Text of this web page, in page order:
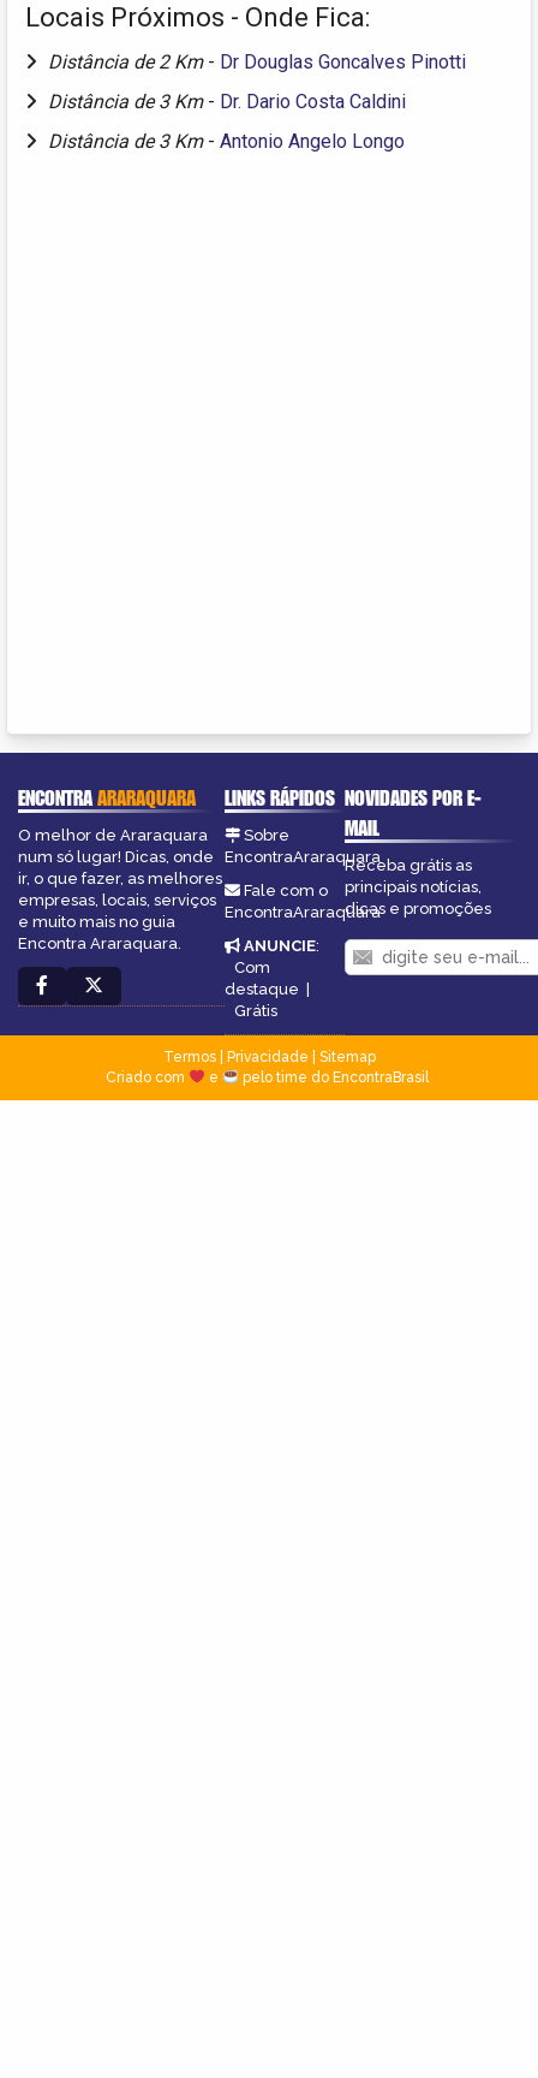
Locais Próximos - Onde Fica:
Distância de 2 Km - Dr Douglas Goncalves Pinotti
Distância de 3 Km - Dr. Dario Costa Caldini
Distância de 3 Km - Antonio Angelo Longo
ENCONTRAARARAQUARA
O melhor de Araraquara
num só lugar! Dicas, onde
ir, o que fazer, as melhores
empresas, locais, serviços
e muito mais no guia
Encontra Araraquara.
LINKS RÁPIDOS
Sobre
EncontraAraraquara
Fale com o
EncontraAraraquara
ANUNCIE:
Com
destaque |
Grátis
NOVIDADES POR E-
MAIL
Receba grátis as
principais notícias,
dicas e promoções
Termos| Privacidade
Sitemap
Criado com
e pelo time do EncontraBrasil